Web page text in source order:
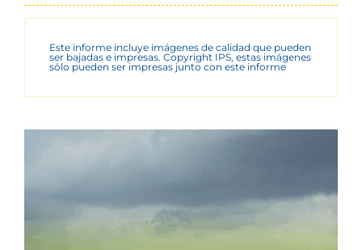
Este informe incluye imágenes de calidad que pueden
ser bajadas e impresas. Copyright IPS, estas imágenes
sólo pueden ser impresas junto con este informe